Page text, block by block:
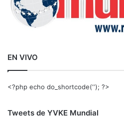
EN VIVO
<?php echo do_shortcode(‘‘); ?>
Tweets de YVKE Mundial